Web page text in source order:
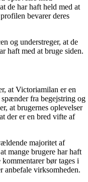
de har haft held med at
bevarer deres
og understreger, at de
haft med at bruge siden.
at Victoriamilan er en
fra begejstring og
at brugernes oplevelser
der er en bred vifte af
majoritet af
mange brugere har haft
bør tages i
anbefale virksomheden.